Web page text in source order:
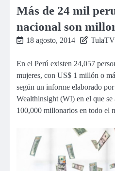
Más de 24 mil
nacional son
18 agosto, 2014 TulaTV
En el Perú existen 24,057
mujeres, con US$ 1 millón o
según un informe elaborado
Wealthinsight (WI) en el que
100,000 millonarios en todo el